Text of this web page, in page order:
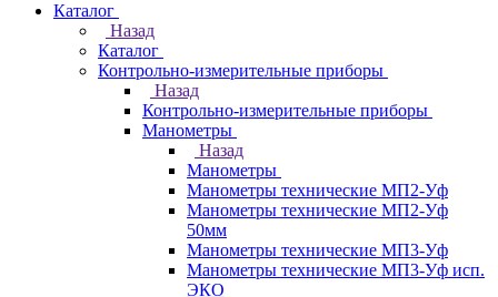
Каталог
Назад
Каталог
Контрольно-измерительные приборы
Назад
Контрольно-измерительные приборы
Манометры
Назад
Манометры
Манометры технические МП2-Уф
Манометры технические МП2-Уф
50мм
Манометры технические МП3-Уф
Манометры технические МП3-Уф исп.
ЭКО